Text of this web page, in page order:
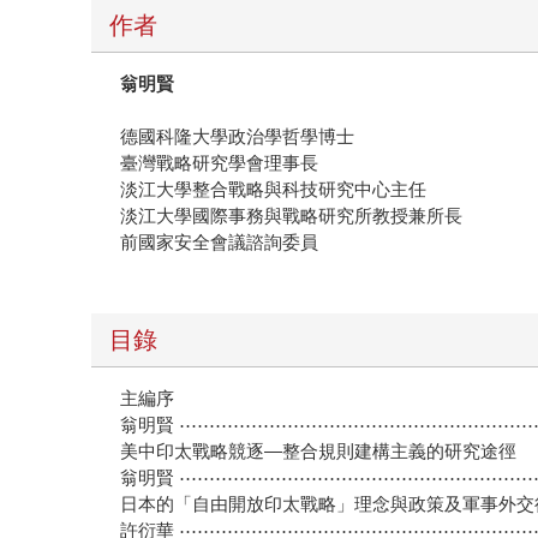
作者
翁明賢
德國科隆大學政治學哲學博士
臺灣戰略研究學會理事長
淡江大學整合戰略與科技研究中心主任
淡江大學國際事務與戰略研究所教授兼所長
前國家安全會議諮詢委員
目錄
主編序
翁明賢
美中印太戰略競逐—整合規則建構主義的研究途徑
翁明賢
日本的「自由開放印太戰略」理念與政策及軍事外交
許衍華